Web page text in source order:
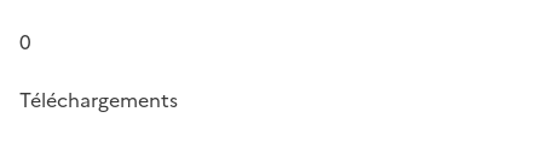
0
Téléchargements